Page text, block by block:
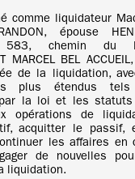
comme liquidateur
épouse
583, chemin du
MARCEL BEL
de la liquidation,
plus étendus tels
la loi et les statuts
opérations de
acquitter le passif,
les affaires en
de nouvelles
liquidation.